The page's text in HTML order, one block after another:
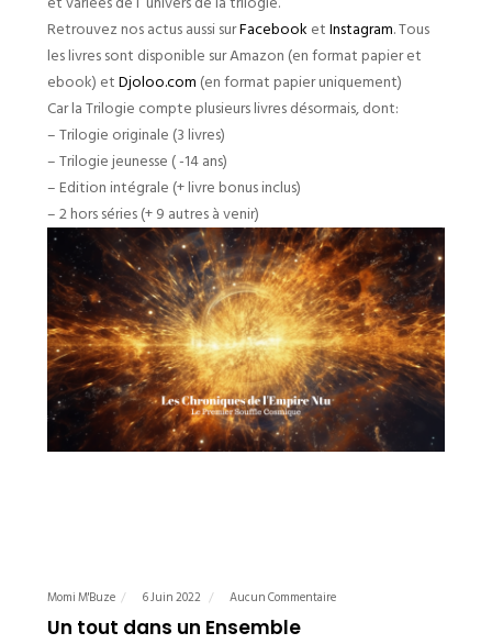
Retrouvez nos actus aussi surFacebook etInstagram. Tous
les livres sont disponible sur Amazon (en format papier et
ebook) etDjoloo.com (en format papier uniquement)
Car la Trilogie compte plusieurs livres désormais, dont:
– Trilogie originale (3 livres)
– Trilogie jeunesse ( -14 ans)
– Edition intégrale (+ livre bonus inclus)
– 2 hors séries (+ 9 autres à venir)
Momi M'Buze 6 Juin 2022 Aucun Commentaire
Un tout dans un Ensemble